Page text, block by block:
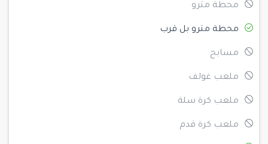
محطة مترو
محطة مترو بل قرب
مسابح
ملعب غولف
ملعب كرة سلة
ملعب كرة قدم